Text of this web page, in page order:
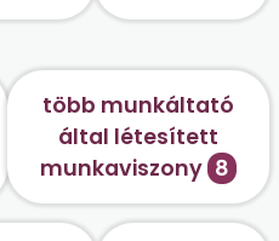
több munkáltató
által létesített
munkaviszony 8